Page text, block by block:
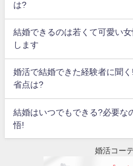
は?
結婚できるのは若くて可愛い
します
婚活で結婚できた経験者に聞
省点は?
結婚はいつでもできる?必要な
悟!
婚活コー